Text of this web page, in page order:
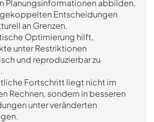
Planungsinformationen abbilden,
Entscheidungen
an Grenzen.
Optimierung hilft,
unter Restriktionen
und reproduzierbar zu
Fortschritt liegt nicht im
Rechnen, sondern in besseren
unter veränderten